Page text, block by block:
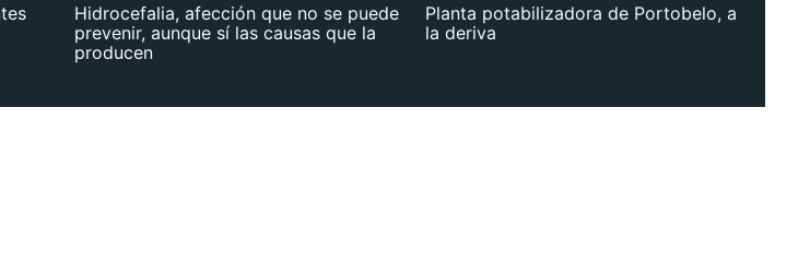
Hidrocefalia, afección que no se puede
prevenir, aunque sí las causas que la
producen
Planta potabilizadora de Portobelo, a
la deriva